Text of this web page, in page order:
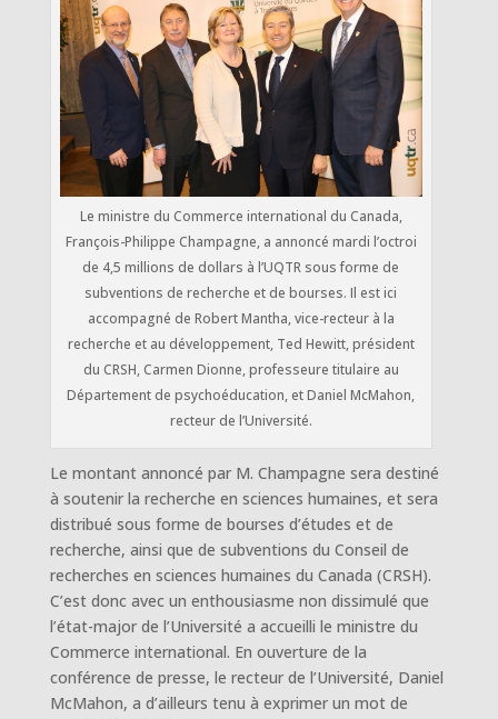
Le ministre du Commerce international du Canada,
François-Philippe Champagne, a annoncé mardi l’octroi
de 4,5 millions de dollars à l’UQTR sous forme de
subventions de recherche et de bourses. Il est ici
accompagné de Robert Mantha, vice-recteur à la
recherche et au développement, Ted Hewitt, président
du CRSH, Carmen Dionne, professeure titulaire au
Département de psychoéducation, et Daniel McMahon,
recteur de l’Université.
Le montant annoncé par M. Champagne sera destiné
à soutenir la recherche en sciences humaines, et sera
distribué sous forme de bourses d’études et de
recherche, ainsi que de subventions du Conseil de
recherches en sciences humaines du Canada (CRSH).
C’est donc avec un enthousiasme non dissimulé que
l’état-major de l’Université a accueilli le ministre du
Commerce international. En ouverture de la
conférence de presse, le recteur de l’Université, Daniel
McMahon, a d’ailleurs tenu à exprimer un mot de